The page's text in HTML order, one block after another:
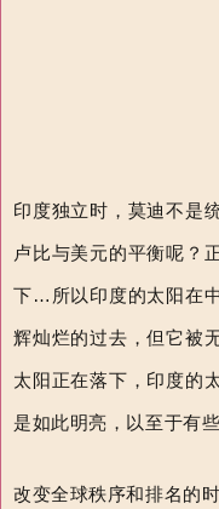
印度独立时，莫迪不是
卢比与美元的平衡呢？
下…所以印度的太阳在
辉灿烂的过去，但它被
太阳正在落下，印度的
是如此明亮，以至于有
改变全球秩序和排名的